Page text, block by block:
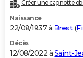
Créer une cagnotte
Naissance
22/08/1937 à Brest(
Décès
12/08/2022 à Saint-